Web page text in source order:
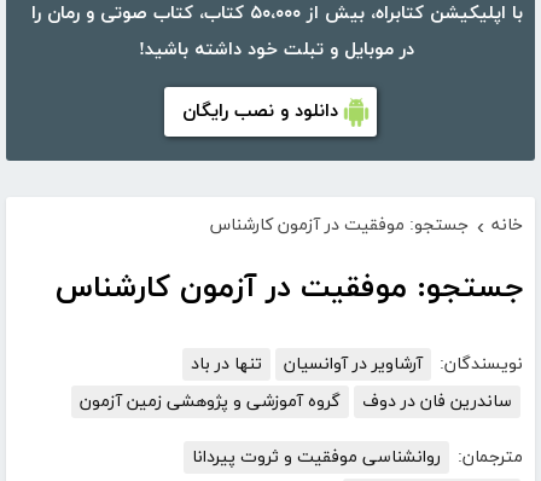
با اپلیکیشن کتابراه، بیش از ۵۰،۰۰۰ کتاب، کتاب صوتی و رمان را
در موبایل و تبلت خود داشته باشید!
دانلود و نصب رایگان
خانه › جستجو: موفقیت در آزمون کارشناس
جستجو: موفقیت در آزمون کارشناس
نویسندگان: آرشاویر در آوانسیان
تنها در باد
ساندرین فان در دوف
گروه آموزشی و پژوهشی زمین آزمون
مترجمان:
روانشناسی موفقیت و ثروت پیردانا